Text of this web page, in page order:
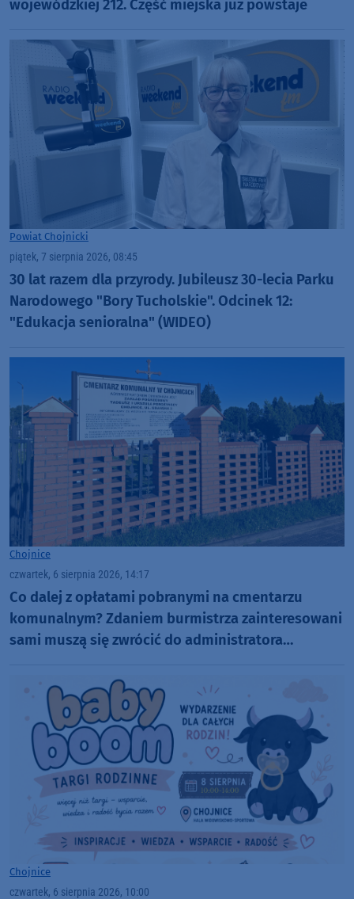
wojewódzkiej 212. Część miejska już powstaje
Powiat Chojnicki
piątek, 7 sierpnia 2026, 08:45
30 lat razem dla przyrody. Jubileusz 30-lecia Parku
Narodowego "Bory Tucholskie". Odcinek 12:
"Edukacja senioralna" (WIDEO)
Chojnice
czwartek, 6 sierpnia 2026, 14:17
Co dalej z opłatami pobranymi na cmentarzu
komunalnym? Zdaniem burmistrza zainteresowani
sami muszą się zwrócić do administratora
Chojnice
czwartek, 6 sierpnia 2026, 10:00